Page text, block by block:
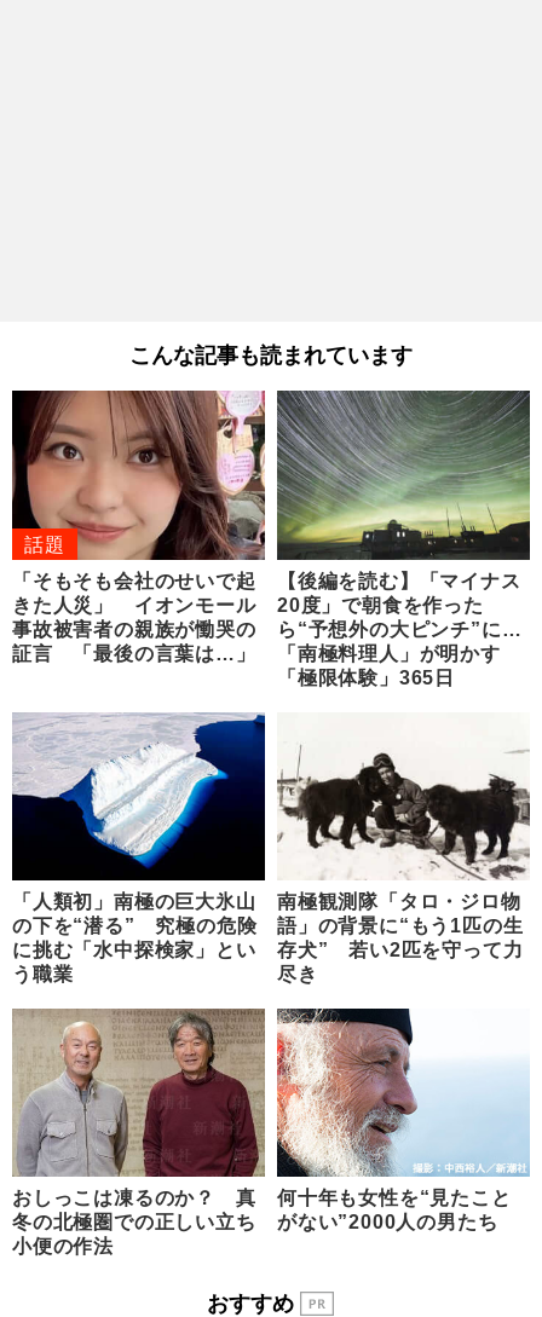
こんな記事も読まれています
話題
「そもそも会社のせいで起
きた人災」 イオンモール
事故被害者の親族が慟哭の
証言 「最後の言葉は…」
【後編を読む】「マイナス
20度」で朝食を作った
ら“予想外の大ピンチ”に…
「南極料理人」が明かす
「極限体験」365日
「人類初」南極の巨大氷山
の下を“潜る” 究極の危険
に挑む「水中探検家」とい
う職業
南極観測隊「タロ・ジロ物
語」の背景に“もう1匹の生
存犬” 若い2匹を守って力
尽き
おしっこは凍るのか？ 真
冬の北極圏での正しい立ち
小便の作法
何十年も女性を“見たこと
がない”2000人の男たち
おすすめ